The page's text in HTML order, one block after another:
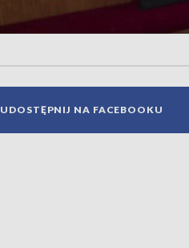
UDOSTĘPNIJ NA FACEBOOKU